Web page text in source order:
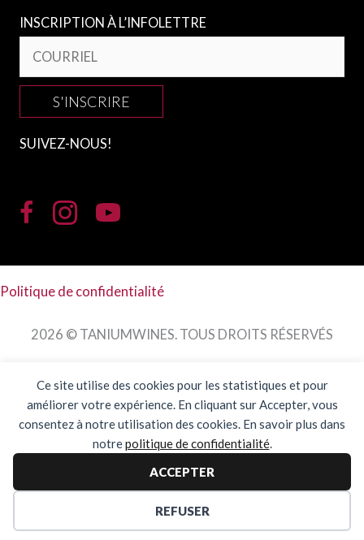
Ce site utilise des cookies pour les statistiques et pour
améliorer votre expérience. En cliquant sur Accepter, vous
consentez à notre utilisation des cookies. En savoir plus dans
notrepolitique de confidentialité.
ACCEPTER
REFUSER
INSCRIPTION À L’INFOLETTRE
S'INSCRIRE
SUIVEZ-NOUS!
Politique de confidentialité
2026 © TANIUMWINES. TOUS DROITS RÉSERVÉS
WEB DESIGN /KO DESIGN WEB